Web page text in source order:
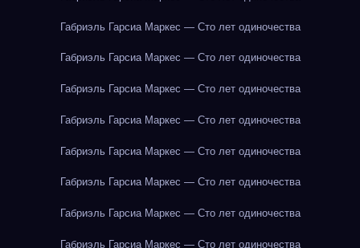
Габриэль Гарсиа Маркес — Сто лет одиночества
Габриэль Гарсиа Маркес — Сто лет одиночества
Габриэль Гарсиа Маркес — Сто лет одиночества
Габриэль Гарсиа Маркес — Сто лет одиночества
Габриэль Гарсиа Маркес — Сто лет одиночества
Габриэль Гарсиа Маркес — Сто лет одиночества
Габриэль Гарсиа Маркес — Сто лет одиночества
Габриэль Гарсиа Маркес — Сто лет одиночества